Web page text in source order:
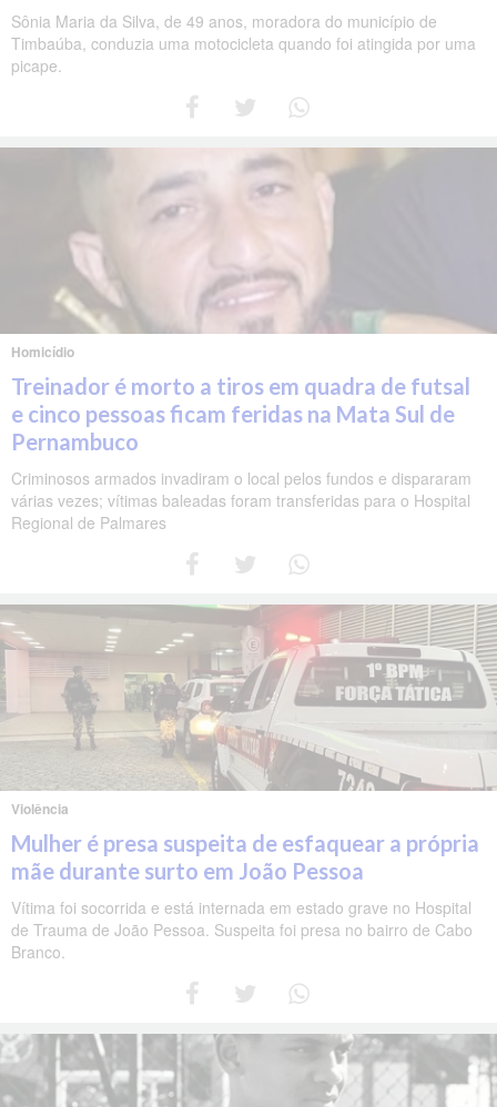
Sônia Maria da Silva, de 49 anos, moradora do município de
Timbaúba, conduzia uma motocicleta quando foi atingida por uma
picape.
Homicídio
Treinador é morto a tiros em quadra de futsal
e cinco pessoas ficam feridas na Mata Sul de
Pernambuco
Criminosos armados invadiram o local pelos fundos e dispararam
várias vezes; vítimas baleadas foram transferidas para o Hospital
Regional de Palmares
Violência
Mulher é presa suspeita de esfaquear a própria
mãe durante surto em João Pessoa
Vítima foi socorrida e está internada em estado grave no Hospital
de Trauma de João Pessoa. Suspeita foi presa no bairro de Cabo
Branco.